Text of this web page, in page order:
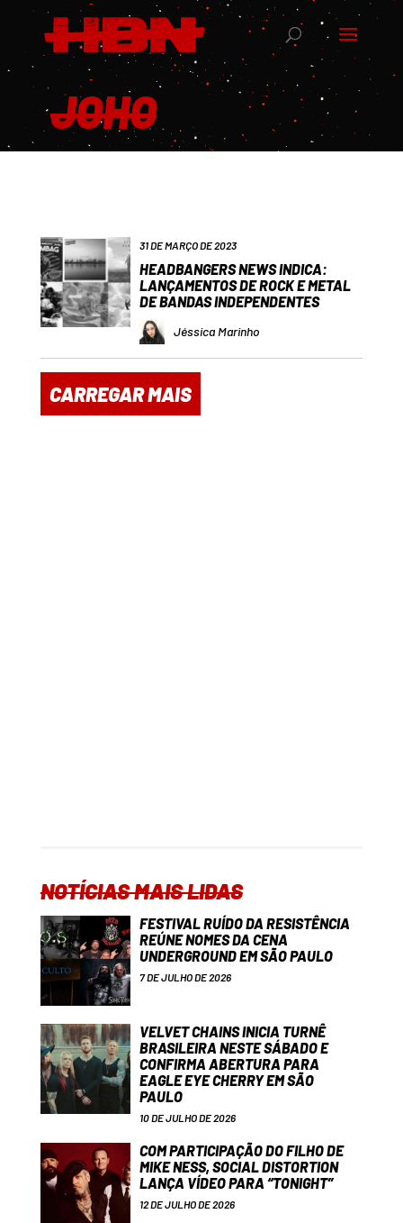
JOHO
31 DE MARÇO DE 2023
HEADBANGERS NEWS INDICA:
LANÇAMENTOS DE ROCK E METAL
DE BANDAS INDEPENDENTES
Jéssica Marinho
CARREGAR MAIS
NOTÍCIAS MAIS LIDAS
FESTIVAL RUÍDO DA RESISTÊNCIA
REÚNE NOMES DA CENA
UNDERGROUND EM SÃO PAULO
7 DE JULHO DE 2026
VELVET CHAINS INICIA TURNÊ
BRASILEIRA NESTE SÁBADO E
CONFIRMA ABERTURA PARA
EAGLE EYE CHERRY EM SÃO
PAULO
10 DE JULHO DE 2026
COM PARTICIPAÇÃO DO FILHO DE
MIKE NESS, SOCIAL DISTORTION
LANÇA VÍDEO PARA “TONIGHT”
12 DE JULHO DE 2026